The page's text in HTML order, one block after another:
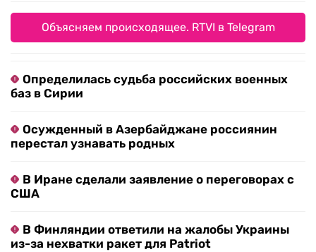
Объясняем происходящее. RTVI в Telegram
Определилась судьба российских военных
баз в Сирии
Осужденный в Азербайджане россиянин
перестал узнавать родных
В Иране сделали заявление о переговорах с
США
В Финляндии ответили на жалобы Украины
из-за нехватки ракет для Patriot